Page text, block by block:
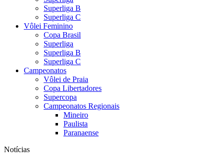
Superliga B
Superliga C
Vôlei Feminino
Copa Brasil
Superliga
Superliga B
Superliga C
Campeonatos
Vôlei de Praia
Copa Libertadores
Supercopa
Campeonatos Regionais
Mineiro
Paulista
Paranaense
Notícias